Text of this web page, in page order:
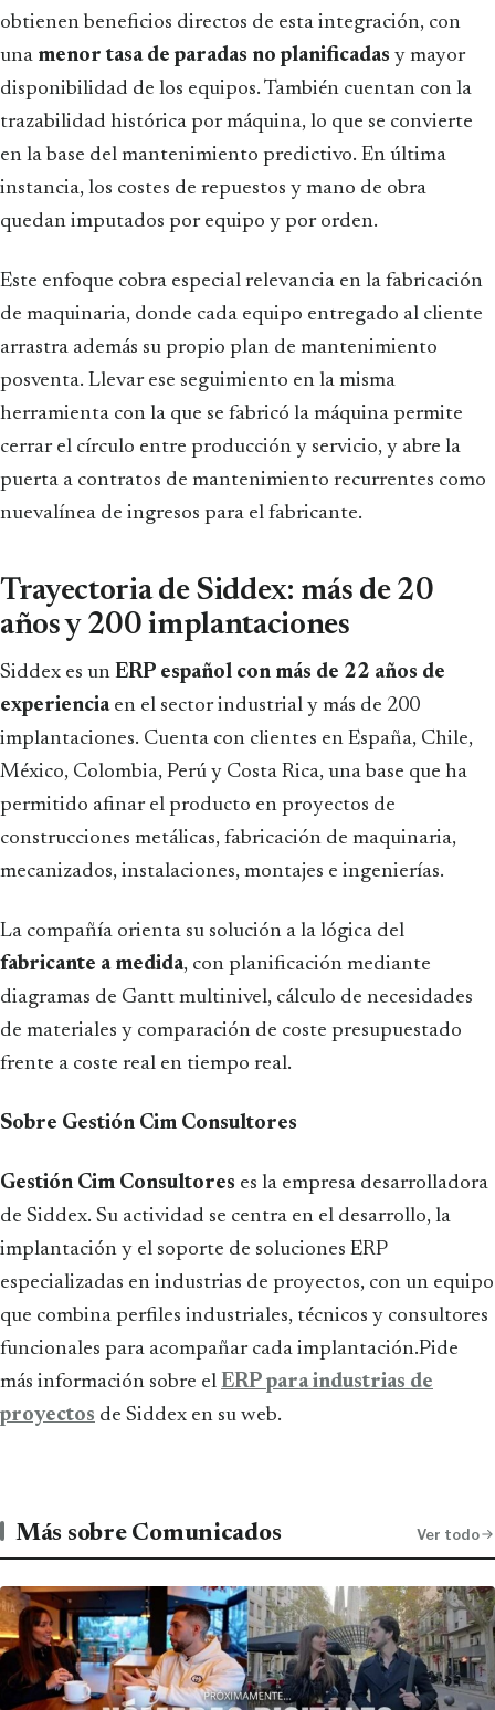
obtienen beneficios directos de esta integración, con
una menor tasa de paradas no planificadas y mayor
disponibilidad de los equipos. También cuentan con la
trazabilidad histórica por máquina, lo que se convierte
en la base del mantenimiento predictivo. En última
instancia, los costes de repuestos y mano de obra
quedan imputados por equipo y por orden.
Este enfoque cobra especial relevancia en la fabricación
de maquinaria, donde cada equipo entregado al cliente
arrastra además su propio plan de mantenimiento
posventa. Llevar ese seguimiento en la misma
herramienta con la que se fabricó la máquina permite
cerrar el círculo entre producción y servicio, y abre la
puerta a contratos de mantenimiento recurrentes como
nuevalínea de ingresos para el fabricante.
Trayectoria de Siddex: más de 20
años y 200 implantaciones
Siddex es un ERP español con más de 22 años de
experiencia en el sector industrial y más de 200
implantaciones. Cuenta con clientes en España, Chile,
México, Colombia, Perú y Costa Rica, una base que ha
permitido afinar el producto en proyectos de
construcciones metálicas, fabricación de maquinaria,
mecanizados, instalaciones, montajes e ingenierías.
La compañía orienta su solución a la lógica del
fabricante a medida, con planificación mediante
diagramas de Gantt multinivel, cálculo de necesidades
de materiales y comparación de coste presupuestado
frente a coste real en tiempo real.
Sobre Gestión Cim Consultores
Gestión Cim Consultores es la empresa desarrolladora
de Siddex. Su actividad se centra en el desarrollo, la
implantación y el soporte de soluciones ERP
especializadas en industrias de proyectos, con un equipo
que combina perfiles industriales, técnicos y consultores
funcionales para acompañar cada implantación.Pide
más información sobre el ERP para industrias de
proyectos de Siddex en su web.
Más sobre Comunicados Ver todo